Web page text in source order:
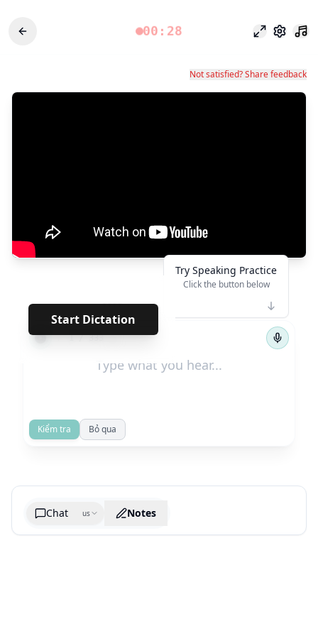
00:28 Chế độ tập
Cài đặt
Not satisfied? Share feedback
Start Dictation
**** · · · · · · · ·
← 1/333 →
Try Speaking Practice
Click the button below
Kiểm tra Bỏ qua
Chat us Notes